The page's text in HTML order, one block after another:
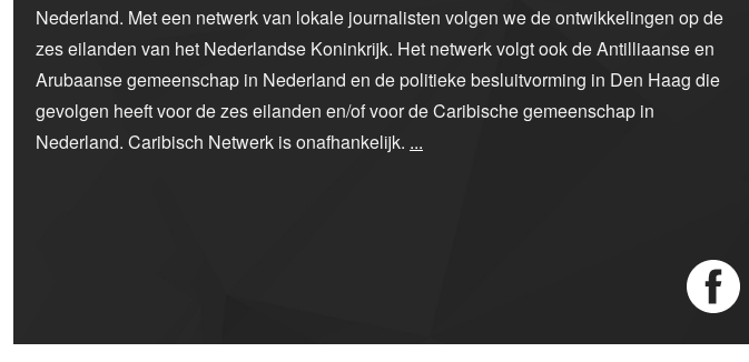
Nederland. Met een netwerk van lokale journalisten volgen we de ontwikkelingen op de
zes eilanden van het Nederlandse Koninkrijk. Het netwerk volgt ook de Antilliaanse en
Arubaanse gemeenschap in Nederland en de politieke besluitvorming in Den Haag die
gevolgen heeft voor de zes eilanden en/of voor de Caribische gemeenschap in
Nederland. Caribisch Netwerk is onafhankelijk. ...